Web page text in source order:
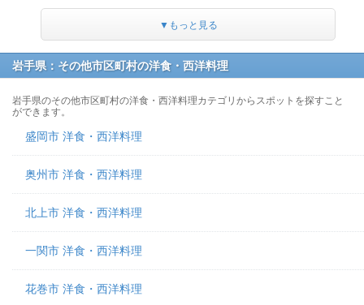
▼もっと見る
岩手県：その他市区町村の洋食・西洋料理
岩手県のその他市区町村の洋食・西洋料理カテゴリからスポットを探すこと
ができます。
盛岡市 洋食・西洋料理
奥州市 洋食・西洋料理
北上市 洋食・西洋料理
一関市 洋食・西洋料理
花巻市 洋食・西洋料理